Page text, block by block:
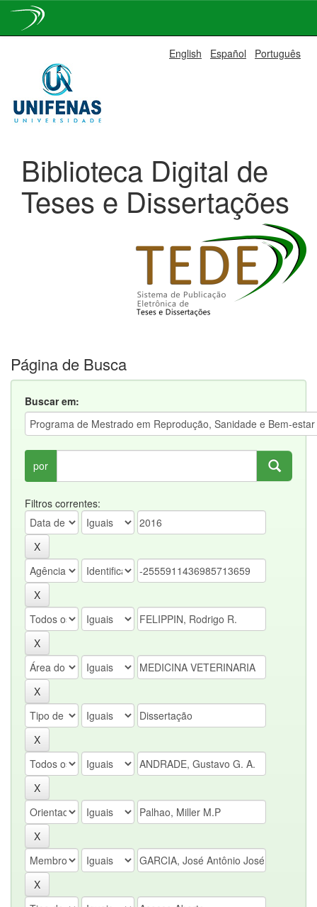
navigation
English Español Português
Biblioteca Digital de
Teses e Dissertações
Página de Busca
Buscar em:
por
Filtros correntes: